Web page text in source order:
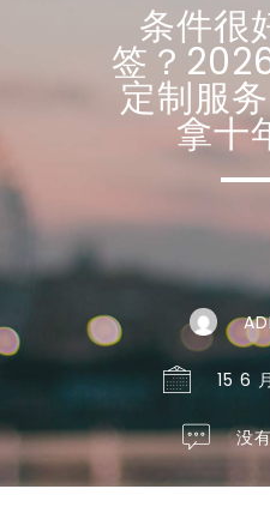
条件很
签？
定制服
拿十
15 6
没